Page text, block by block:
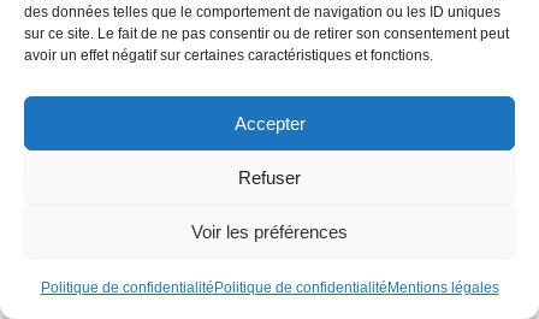
des données telles que le comportement de navigation ou les ID uniques
sur ce site. Le fait de ne pas consentir ou de retirer son consentement peut
avoir un effet négatif sur certaines caractéristiques et fonctions.
Accepter
Refuser
Voir les préférences
Politique de confidentialité Politique de confidentialité Mentions légales
forte et qui peut présenter un potentiel locatif important avec
un attrait réel et plus de 50 000 habitants. Il ne faut pas
lancer.
Surévaluer le loyer
bien immobilier pendant au moins 9 ans
dans le dispositif Malraux, il peut être tentant le demander